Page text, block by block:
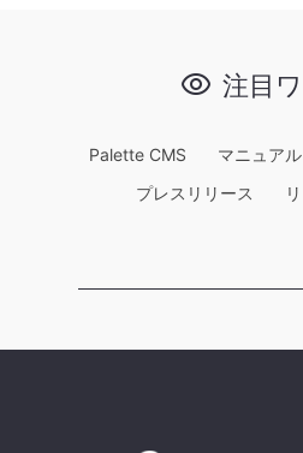
注目
Palette CMS マニュアル
プレスリリース